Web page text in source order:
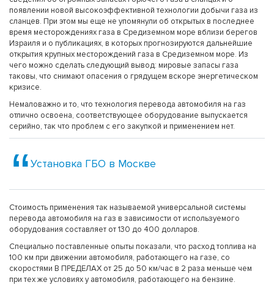
появлении новой высокоэффективной технологии добычи газа из
сланцев. При этом мы еще не упомянули об открытых в последнее
время месторождениях газа в Средиземном море вблизи берегов
Израиля и о публикациях, в которых прогнозируются дальнейшие
открытия крупных месторождений газа в Средиземном море. Из
чего можно сделать следующий вывод: мировые запасы газа
таковы, что снимают опасения о грядущем вскоре энергетическом
кризисе.
Немаловажно и то, что технология перевода автомобиля на газ
отлично освоена, соответствующее оборудование выпускается
серийно, так что проблем с его закупкой и применением нет.
Установка ГБО в Москве
Стоимость применения так называемой универсальной системы
перевода автомобиля на газ в зависимости от используемого
оборудования составляет от 130 до 400 долларов.
Специально поставленные опыты показали, что расход топлива на
100 км при движении автомобиля, работающего на газе, со
скоростями В ПРЕДЕЛАХ от 25 до 50 км/час в 2 раза меньше чем
при тех же условиях у автомобиля, работающего на бензине.